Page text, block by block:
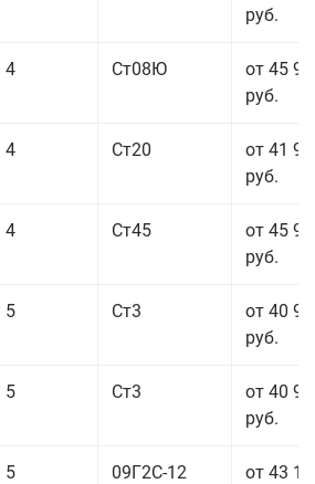
руб.
4 Ст08Ю
от 45
руб.
4 Ст20
от 41
руб.
4 Ст45
от 45
руб.
5 Ст3
от 40
руб.
5 Ст3
от 40
руб.
5 09Г2С-12
от 43